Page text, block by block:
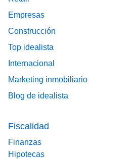
Empresas
Construcción
Top idealista
Internacional
Marketing inmobiliario
Blog de idealista
Fiscalidad
Finanzas
Hipotecas